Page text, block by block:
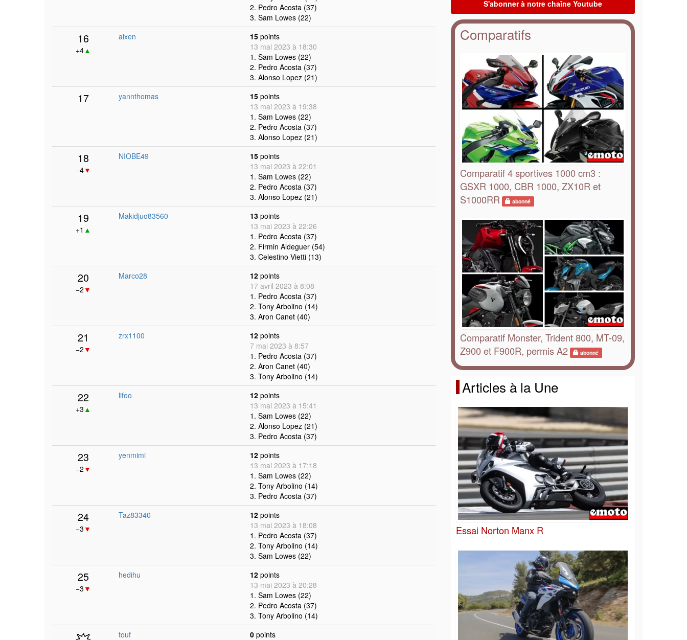
2. Pedro Acosta (37)
3. Sam Lowes (22)
16
+4▲
aixen 15 points
13 mai 2023 à 18:30
1. Sam Lowes (22)
2. Pedro Acosta (37)
3. Alonso Lopez (21)
17 yannthomas 15 points
13 mai 2023 à 19:38
1. Sam Lowes (22)
2. Pedro Acosta (37)
3. Alonso Lopez (21)
18
−4▼
NIOBE49 15 points
13 mai 2023 à 22:01
1. Sam Lowes (22)
2. Pedro Acosta (37)
3. Alonso Lopez (21)
19
+1 ▲
Makidjuo83560 13 points
13 mai 2023 à 22:26
1. Pedro Acosta (37)
2. Firmin Aldeguer (54)
3. Celestino Vietti (13)
20
−2 ▼
Marco28 12 points
17 avril 2023 à 8:08
1. Pedro Acosta (37)
2. Tony Arbolino (14)
3. Aron Canet (40)
21
−2 ▼
zrx1100 12 points
7 mai 2023 à 8:57
1. Pedro Acosta (37)
2. Aron Canet (40)
3. Tony Arbolino (14)
22
+3 ▲
lifoo 12 points
13 mai 2023 à 15:41
1. Sam Lowes (22)
2. Alonso Lopez (21)
3. Pedro Acosta (37)
23
−2 ▼
yenmimi 12 points
13 mai 2023 à 17:18
1. Sam Lowes (22)
2. Tony Arbolino (14)
3. Pedro Acosta (37)
24
−3 ▼
Taz83340 12 points
13 mai 2023 à 18:08
1. Pedro Acosta (37)
2. Tony Arbolino (14)
3. Sam Lowes (22)
25
−3 ▼
hedihu 12 points
13 mai 2023 à 20:28
1. Sam Lowes (22)
2. Pedro Acosta (37)
3. Tony Arbolino (14)
touf 0 points
Comparatifs
Comparatif 4 sportives 1000 cm3 :
GSXR 1000, CBR 1000, ZX10R et
S1000RR
abonné
Comparatif Monster, Trident 800, MT-09,
Z900 et F900R, permis A2
abonné
Articles à la Une
Essai Norton Manx R